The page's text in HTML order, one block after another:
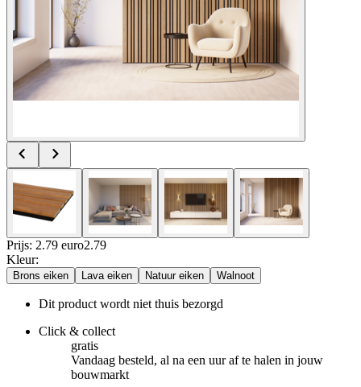
Prijs: 2.79 euro2.79
Kleur:
Brons eiken Lava eiken Natuur eiken Walnoot
Dit product wordt niet thuis bezorgd
Click & collect
gratis
Vandaag besteld, al na een uur af te halen in jouw
bouwmarkt